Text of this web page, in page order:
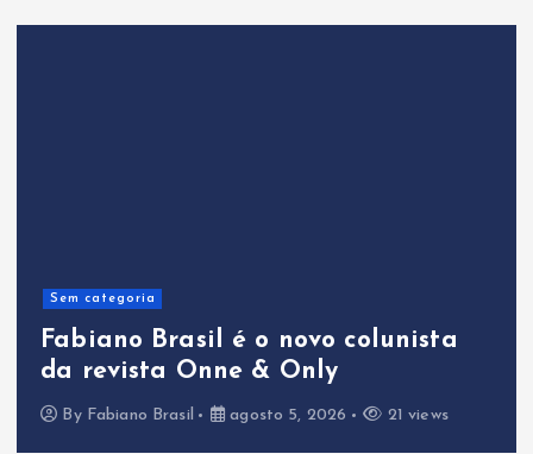
Sem categoria
Fabiano Brasil é o novo colunista
da revista Onne & Only
By Fabiano Brasil agosto 5, 2026 21 views